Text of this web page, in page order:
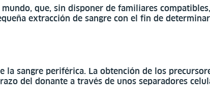
que, sin disponer de familiares
extracción de sangre con el fin de
la sangre periférica. La obtención de los
del donante a través de unos separadores